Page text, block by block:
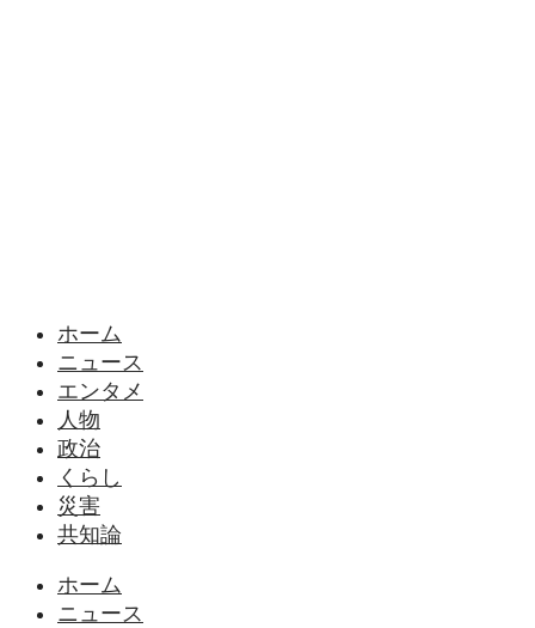
ホーム
ニュース
エンタメ
人物
政治
くらし
災害
共知論
ホーム
ニュース